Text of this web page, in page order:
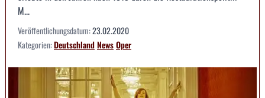
M...
Veröffentlichungsdatum:23.02.2020
Kategorien:DeutschlandNewsOper